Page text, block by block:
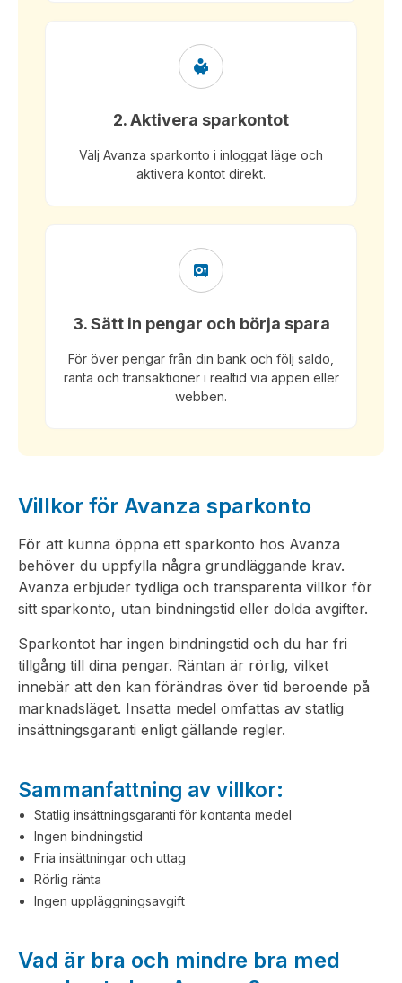
2. Aktivera sparkontot
Välj Avanza sparkonto i inloggat läge och
aktivera kontot direkt.
3. Sätt in pengar och börja spara
För över pengar från din bank och följ saldo,
ränta och transaktioner i realtid via appen eller
webben.
Villkor för Avanza sparkonto
För att kunna öppna ett sparkonto hos Avanza
behöver du uppfylla några grundläggande krav.
Avanza erbjuder tydliga och transparenta villkor för
sitt sparkonto, utan bindningstid eller dolda avgifter.
Sparkontot har ingen bindningstid och du har fri
tillgång till dina pengar. Räntan är rörlig, vilket
innebär att den kan förändras över tid beroende på
marknadsläget. Insatta medel omfattas av statlig
insättningsgaranti enligt gällande regler.
Sammanfattning av villkor:
Statlig insättningsgaranti för kontanta medel
Ingen bindningstid
Fria insättningar och uttag
Rörlig ränta
Ingen uppläggningsavgift
Vad är bra och mindre bra med